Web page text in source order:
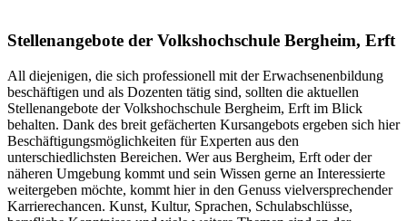
Stellenangebote der Volkshochschule Bergheim, Erft
All diejenigen, die sich professionell mit der Erwachsenenbildung
beschäftigen und als Dozenten tätig sind, sollten die aktuellen
Stellenangebote der Volkshochschule Bergheim, Erft im Blick
behalten. Dank des breit gefächerten Kursangebots ergeben sich hier
Beschäftigungsmöglichkeiten für Experten aus den
unterschiedlichsten Bereichen. Wer aus Bergheim, Erft oder der
näheren Umgebung kommt und sein Wissen gerne an Interessierte
weitergeben möchte, kommt hier in den Genuss vielversprechender
Karrierechancen. Kunst, Kultur, Sprachen, Schulabschlüsse,